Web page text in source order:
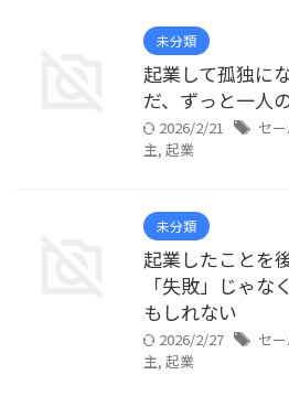
未分類
起業して孤独に
だ、ずっと一人
2026/2/21 セ
主, 起業
未分類
起業したことを
「失敗」じゃな
もしれない
2026/2/27 セ
主, 起業